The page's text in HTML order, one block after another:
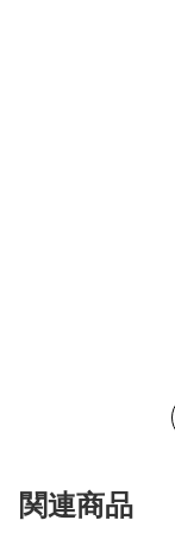
関連商品